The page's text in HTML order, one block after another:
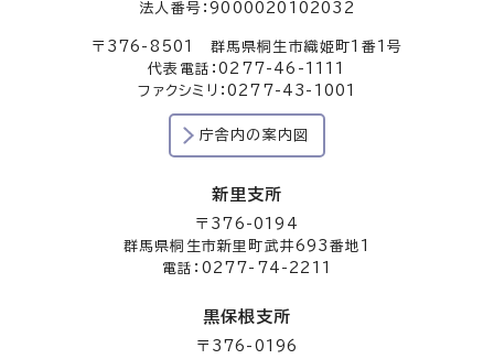
法人番号：9000020102032
〒376-8501 群馬県桐生市織姫町1番1号
代表電話：0277-46-1111
ファクシミリ：0277-43-1001
庁舎内の案内図
新里支所
〒376-0194
群馬県桐生市新里町武井693番地1
電話：0277-74-2211
黒保根支所
〒376-0196